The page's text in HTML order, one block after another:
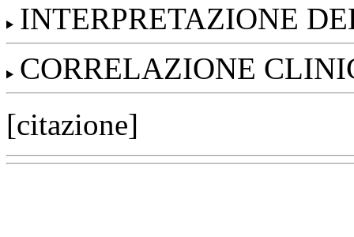
INTERPRETAZIONE
CORRELAZIONE
[citazione]